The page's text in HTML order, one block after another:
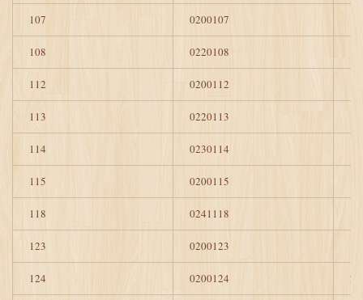
107 0200107
108 0220108
112 0200112
113 0220113
114 0230114
115 0200115
118 0241118
123 0200123
124 0200124 2